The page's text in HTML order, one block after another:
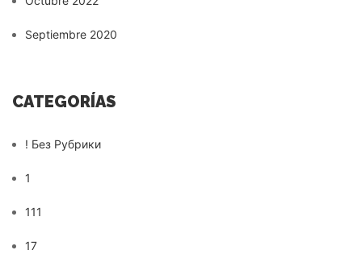
Septiembre 2020
CATEGORÍAS
! Без Рубрики
1
111
17